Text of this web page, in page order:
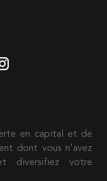
en capital et de
dont vous n'avez
diversifiez votre